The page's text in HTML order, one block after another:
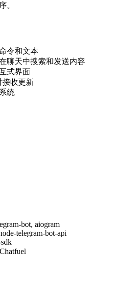
。
令和文本
聊天中搜索和发送内容
式界面
收更新
统
bot, aiogram
telegram-bot-api